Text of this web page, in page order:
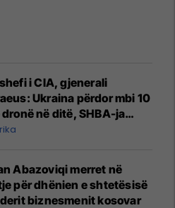
i CIA, gjenerali
Ukraina përdor mbi 10
në ditë, SHBA-ja
shumë prapa në
Abazoviqi merret në
për dhënien e shtetësisë
biznesmenit kosovar